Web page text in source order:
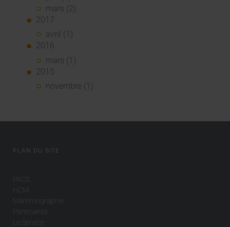
mars (2)
2017
avril (1)
2016
mars (1)
2015
novembre (1)
PLAN DU SITE
PACS
HCM
Mammographie
Partenaires
Le Service